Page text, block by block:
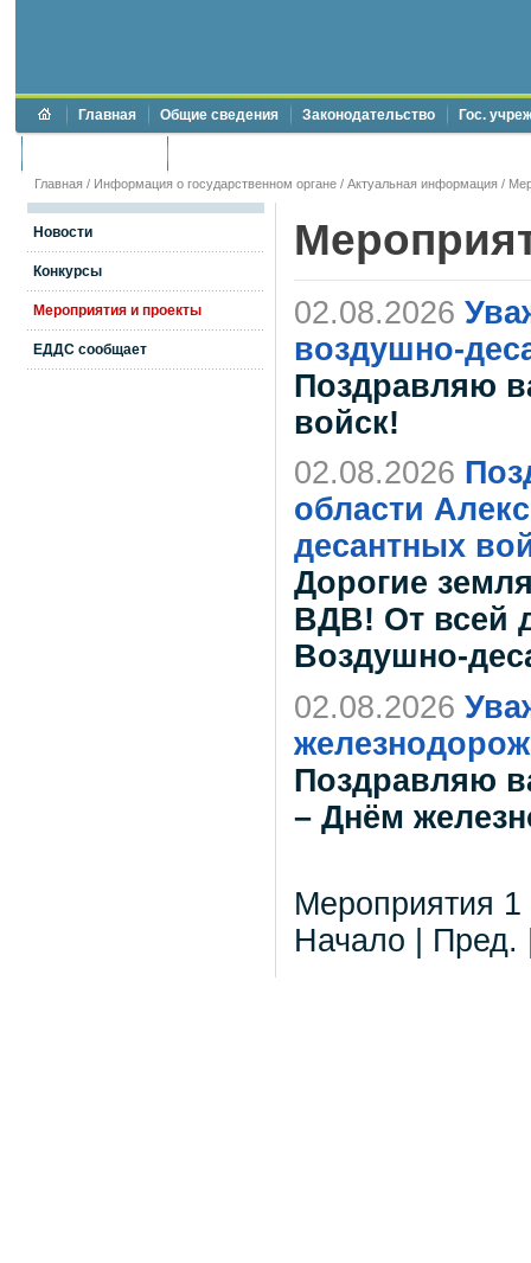
Главная Общие сведения Законодательство Гос.
Главная / Информация о государственном органе / Актуальная информация /
Новости
Конкурсы
Мероприятия и проекты
ЕДДС сообщает
02.08.2026
воздушно-
Поздравляю
войск!
02.08.2026
области
десантных
Дорогие
ВДВ! От всей
Воздушно-
02.08.2026
Поздравляю
– Днём
Мероприятия 1
Начало |